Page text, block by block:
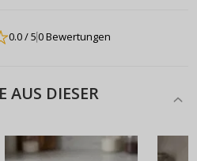
0.0/ 50 Bewertungen
AUS DIESER